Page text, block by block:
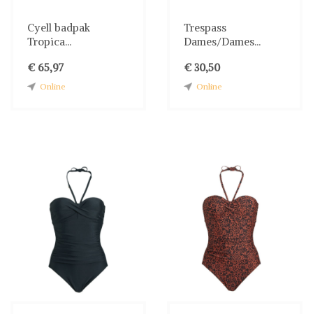
Cyell badpak
Tropica...
€ 65,97
Online
Trespass
Dames/Dames...
€ 30,50
Online